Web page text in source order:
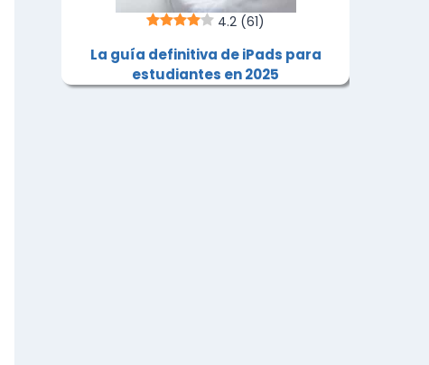
4.2 (61)
La guía definitiva de iPads para
estudiantes en 2025